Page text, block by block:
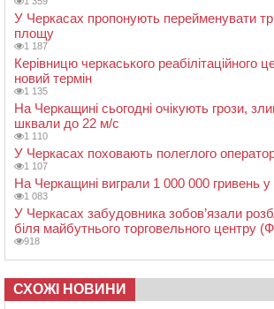
У Черкасах пропонують перейменувати
площу
1 187
Керівницю черкаського реабілітаційного
новий термін
1 135
На Черкащині сьогодні очікують грози,
шквали до 22 м/с
1 110
У Черкасах поховають полеглого
1 107
На Черкащині виграли 1 000 000 гривень у
1 083
У Черкасах забудовника зобов’язали
біля майбутнього торговельного центру
918
СХОЖІ НОВИНИ